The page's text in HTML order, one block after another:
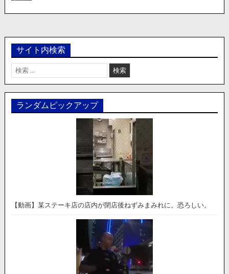
サイト内検索
検
索:
ランダムピックアップ
【動画】某ステーキ店の店内が閉店後ねずみまみれに。恐ろしい。